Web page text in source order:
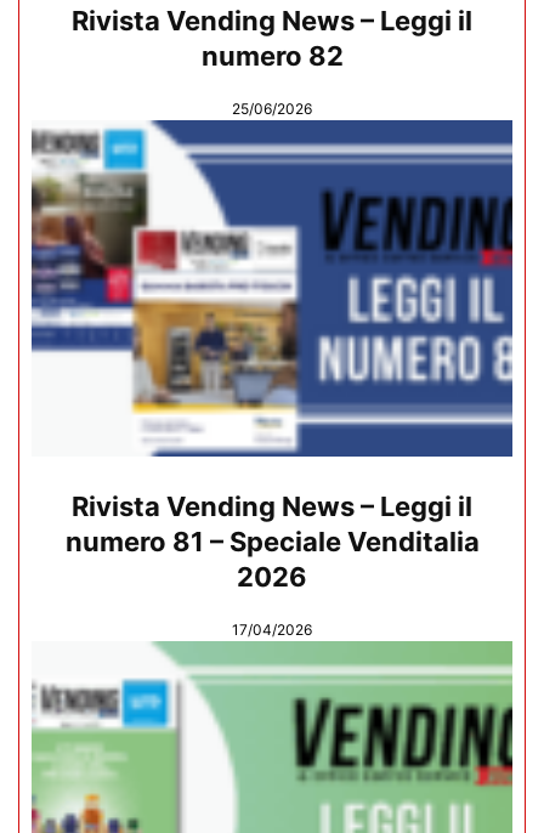
Rivista Vending News – Leggi il
numero 82
25/06/2026
Rivista Vending News – Leggi il
numero 81 – Speciale Venditalia
2026
17/04/2026